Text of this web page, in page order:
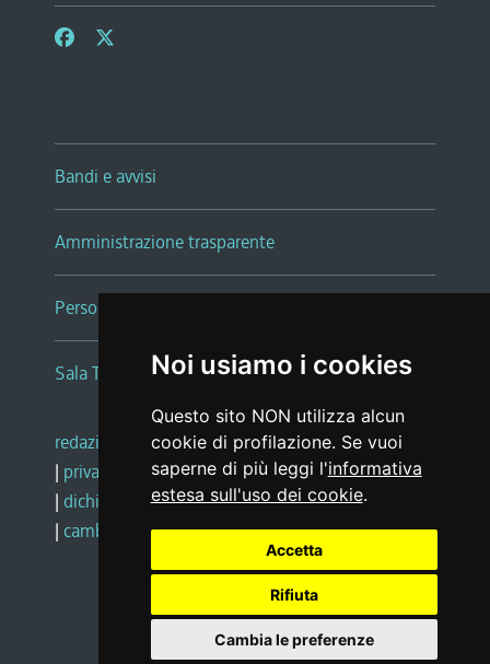
Noi usiamo i cookies
Questo sito NON utilizza alcun
cookie di profilazione. Se vuoi
saperne di più leggi l'informativa
estesa sull'uso dei cookie.
Accetta
Rifiuta
Cambia le preferenze
Bandi e avvisi
Amministrazione trasparente
Persone e Uffici
Sala Tiziano Tessitori
redazione web |note legali |glossario
| privacy
social media policy
| dichiarazione di accessibilità |feedback
| cambio preferenze cookie
Realizzato da